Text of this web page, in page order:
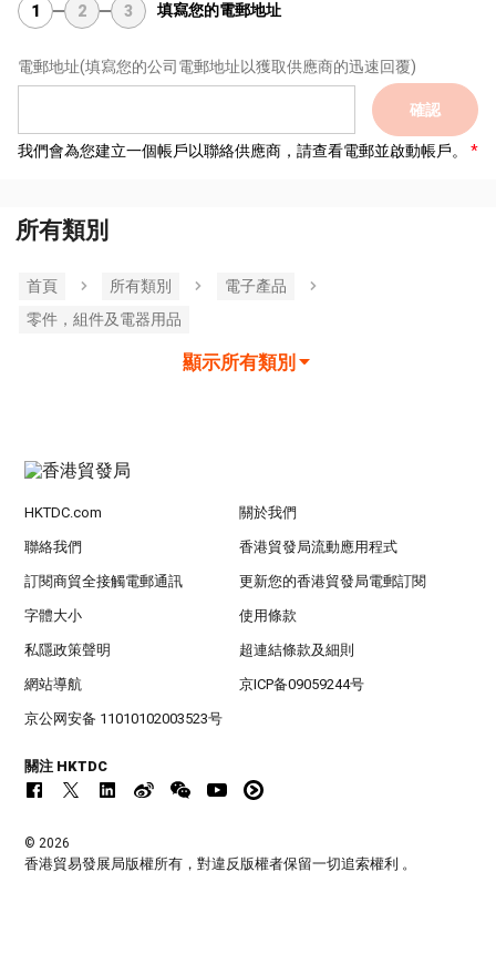
1 2 3 填寫您的電郵地址
電郵地址(填寫您的公司電郵地址以獲取供應商的迅速回覆)
確認
我們會為您建立一個帳戶以聯絡供應商，請查看電郵並啟動帳戶。
所有類別
首頁 所有類別
電子產品
零件，組件及電器用品
顯示所有類別
HKTDC.com 關於我們
聯絡我們 香港貿發局流動應用程式
訂閱商貿全接觸電郵通訊 更新您的香港貿發局電郵訂閱
字體大小 使用條款
私隱政策聲明 超連結條款及細則
網站導航 京ICP备09059244号
京公网安备 11010102003523号
關注 HKTDC
© 2026
香港貿易發展局版權所有，對違反版權者保留一切追索權利 。